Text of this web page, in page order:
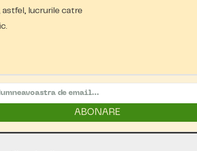
lucrurile catre
ABONARE